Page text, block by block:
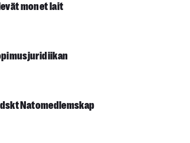
monet lait
Natomedlemskap